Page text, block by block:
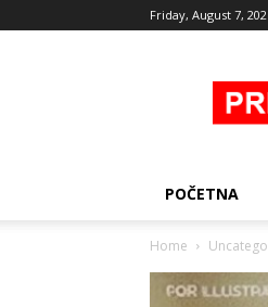
Friday, August 7,
Novine
POČETNA
Home